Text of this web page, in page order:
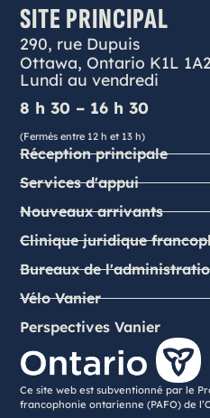
SITE PRINCIPAL
290, rue Dupuis
Ottawa, Ontario K1L 1A2
Lundi au vendredi
8 h 30 – 16 h 30
(Fermés entre 12 h et 13 h)
Réception principale
Services d'appui
Nouveaux arrivants
Clinique juridique
Bureaux de
Vélo Vanier
Perspectives Vanier
Ce site web est subventionné par le
francophonie ontarienne (PAFO) de